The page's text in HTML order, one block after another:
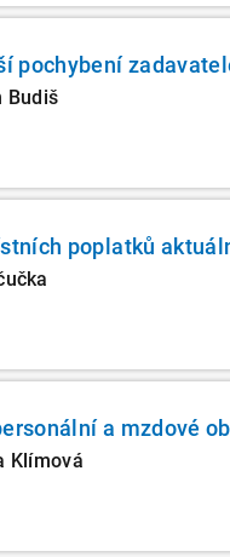
pochybení
Budiš
poplatků
a mzdové
Klímová